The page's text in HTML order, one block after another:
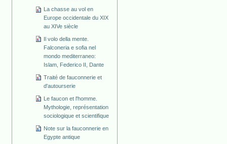
La chasse au vol en
Europe occidentale du XIX
au XIVe siècle
Il volo della mente.
Falconeria e sofia nel
mondo mediterraneo:
Islam, Federico II, Dante
Traité de fauconnerie et
d'autourserie
Le faucon et l'homme.
Mythologie, représentation
sociologique et scientifique
Note sur la fauconnerie en
Egypte antique